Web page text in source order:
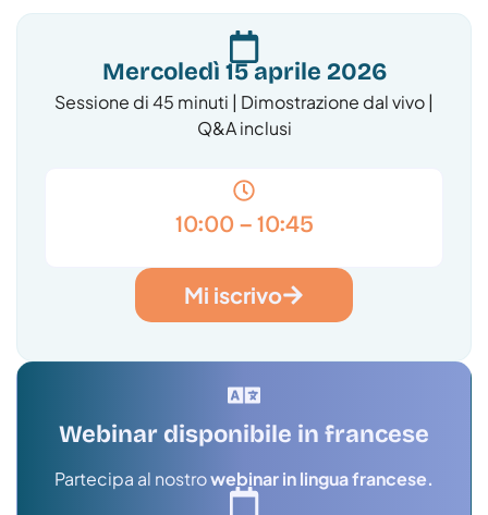
Mercoledì 15 aprile 2026
Sessione di 45 minuti | Dimostrazione dal vivo |
Q&A inclusi
10:00 – 10:45
Mi iscrivo
Webinar disponibile in francese
Partecipa al nostrowebinar in lingua francese.